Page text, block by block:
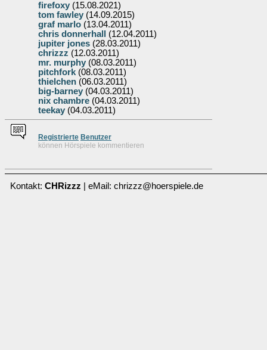
firefoxy (15.08.2021)
tom fawley (14.09.2015)
graf marlo (13.04.2011)
chris donnerhall
(12.04.2011)
jupiter jones (28.03.2011)
chrizzz (12.03.2011)
mr. murphy (08.03.2011)
pitchfork (08.03.2011)
thielchen (06.03.2011)
big-barney (04.03.2011)
nix chambre (04.03.2011)
teekay (04.03.2011)
Registrierte Benutzer
können Hörspiele kommentieren
Kontakt: CHRizzz | eMail: chrizzz@hoerspiele.de